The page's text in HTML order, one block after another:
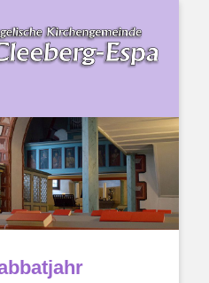
Ev.
Kirchengemeinde
Espa